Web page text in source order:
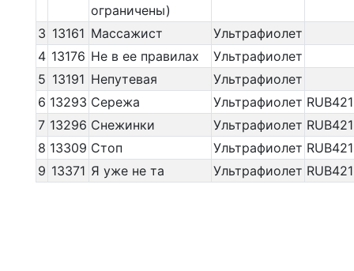
ограничены)
3 13161 Массажист
Ультрафиолет
4 13176 Не в ее правилах
Ультрафиолет
5 13191 Непутевая
Ультрафиолет
6 13293 Сережа Ультрафиолет
7 13296 Снежинки Ультрафиолет
8 13309 Стоп Ультрафиолет
9 13371 Я уже не та Ультрафиолет